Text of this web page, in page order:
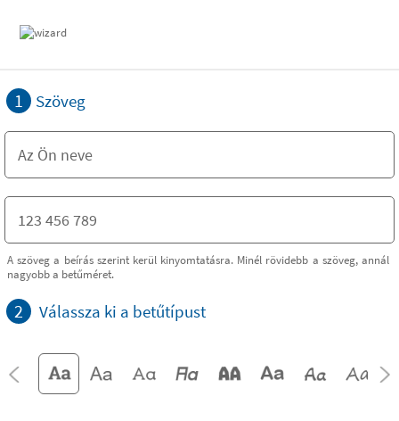
1 Szöveg
A szöveg a beírás szerint kerül kinyomtatásra. Minél rövidebb a szöveg, annál
nagyobb a betűméret.
2 Válassza ki a betűtípust